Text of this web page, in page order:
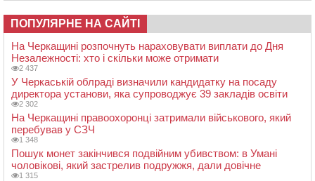
ПОПУЛЯРНЕ НА САЙТІ
На Черкащині розпочнуть нараховувати виплати до Дня
Незалежності: хто і скільки може отримати
2 437
У Черкаській облраді визначили кандидатку на посаду
директора установи, яка супроводжує 39 закладів освіти
2 302
На Черкащині правоохоронці затримали військового, який
перебував у СЗЧ
1 348
Пошук монет закінчився подвійним убивством: в Умані
чоловікові, який застрелив подружжя, дали довічне
1 315